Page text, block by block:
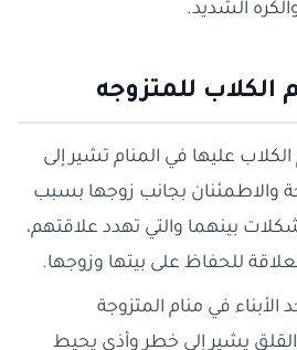
الشديد.
للمتزوجه
عليها في المنام تشير إلى
والاطمئنان بجانب زوجها بسبب
بينهما والتي تهدد علاقتهم،
للحفاظ على بيتها وزوجها.
في منام المتزوجة
يشير إلى خطر وأذى يحيط